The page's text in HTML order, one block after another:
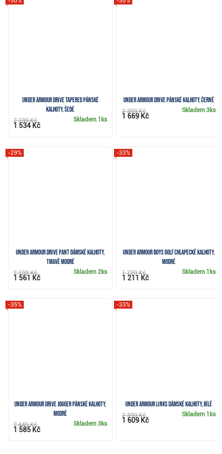
Under Armour Drive Tapered pánské
kalhoty, šedé
Skladem 1ks
2 199 Kč
1 534 Kč
Under Armour Drive pánské kalhoty, černé
Skladem3ks
2 399 Kč
1 669 Kč
Under Armour Drive Pant dámské kalhoty,
tmavě modré
-29%
Skladem 2ks
2 199 Kč
1 561 Kč
Under Armour Boys Golf chlapecké kalhoty,
modré
-33%
Skladem 1ks
1 799 Kč
1 211 Kč
Under Armour Drive Jogger pánské kalhoty,
modré
-35%
Skladem3ks
2 449 Kč
1 585 Kč
Under Armour Links dámské kalhoty, bílé
-33%
Skladem 1ks
2 390 Kč
1 609 Kč